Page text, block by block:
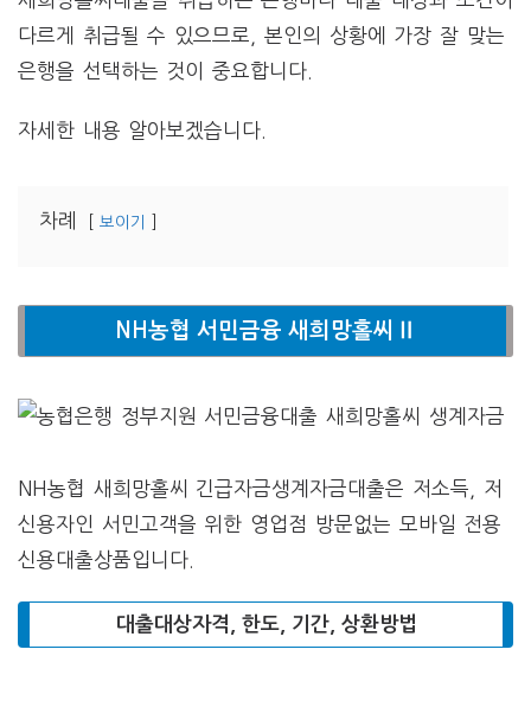
다르게 취급될 수 있으므로, 본인의 상황에 가장 잘 맞는
은행을 선택하는 것이 중요합니다.
자세한 내용 알아보겠습니다.
차례 보이기
NH농협 서민금융 새희망홀씨Ⅱ
NH농협 새희망홀씨 긴급자금생계자금대출은 저소득, 저
신용자인 서민고객을 위한 영업점 방문없는 모바일 전용
신용대출상품입니다.
대출대상자격, 한도, 기간, 상환방법